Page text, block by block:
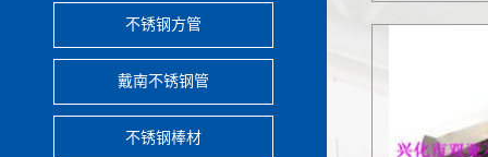
不锈钢方管
戴南不锈钢管
不锈钢棒材